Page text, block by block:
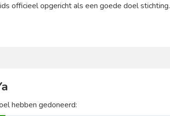
officieel opgericht als een goede doel stichting.
hebben gedoneerd: